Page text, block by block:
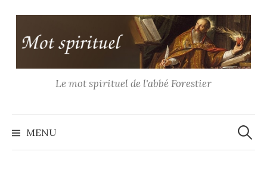
contenu
Le mot spirituel de l'abbé Forestier
MENU